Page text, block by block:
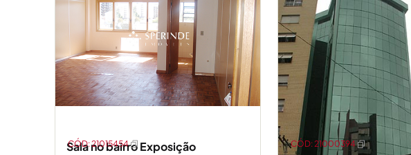
Sala no bairro Exposição
CÓD: 21015454 CÓD: 21000394